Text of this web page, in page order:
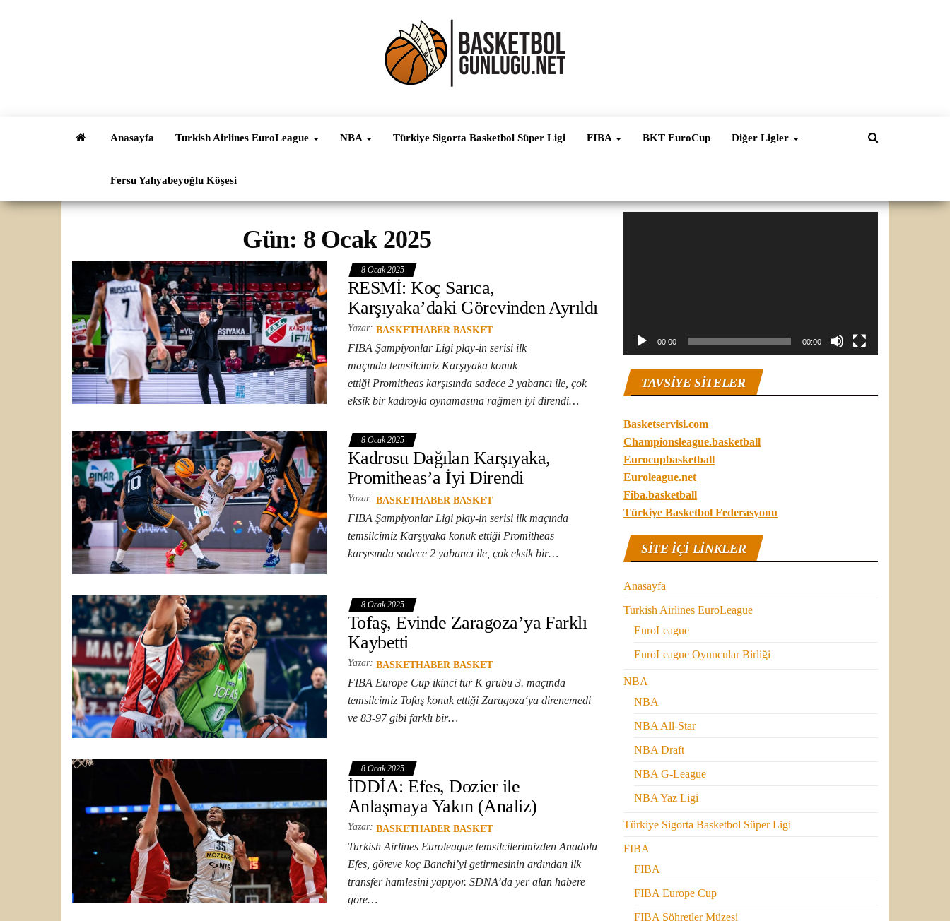
Haber
Süper Lig ve
Dünya
Anasayfa Turkish Airlines EuroLeague NBA Türkiye Sigorta Basketbol Süper Ligi FIBA BKT EuroCup Diğer Ligler
Fersu Yahyabeyoğlu Köşesi
Gün: 8 Ocak 2025
8 Ocak 2025
RESMİ: Koç Sarıca,
Karşıyaka’daki Görevinden Ayrıldı
Yazar: BASKETHABER BASKET
FIBA Şampiyonlar Ligi play-in serisi ilk
maçında temsilcimiz Karşıyaka konuk
ettiği Promitheas karşısında sadece 2 yabancı ile, çok
eksik bir kadroyla oynamasına rağmen iyi direndi…
8 Ocak 2025
Kadrosu Dağılan Karşıyaka,
Promitheas’a İyi Direndi
Yazar: BASKETHABER BASKET
FIBA Şampiyonlar Ligi play-in serisi ilk maçında
temsilcimiz Karşıyaka konuk ettiği Promitheas
karşısında sadece 2 yabancı ile, çok eksik bir…
8 Ocak 2025
Tofaş, Evinde Zaragoza’ya Farklı
Kaybetti
Yazar: BASKETHABER BASKET
FIBA Europe Cup ikinci tur K grubu 3. maçında
temsilcimiz Tofaş konuk ettiği Zaragoza‘ya direnemedi
ve 83-97 gibi farklı bir…
8 Ocak 2025
İDDİA: Efes, Dozier ile
Anlaşmaya Yakın (Analiz)
Yazar: BASKETHABER BASKET
Turkish Airlines Euroleague temsilcilerimizden Anadolu
Efes, göreve koç Banchi’yi getirmesinin ardından ilk
transfer hamlesini yapıyor. SDNA’da yer alan habere
göre…
00:00 00:00
TAVSIYE SITELER
Basketservisi.com
Championsleague.basketball
Eurocupbasketball
Euroleague.net
Fiba.basketball
Türkiye Basketbol Federasyonu
SITE IÇI LINKLER
Anasayfa
Turkish Airlines EuroLeague
EuroLeague
EuroLeague Oyuncular Birliği
NBA
NBA
NBA All-Star
NBA Draft
NBA G-League
NBA Yaz Ligi
Türkiye Sigorta Basketbol Süper Ligi
FIBA
FIBA
FIBA Europe Cup
FIBA Şöhretler Müzesi